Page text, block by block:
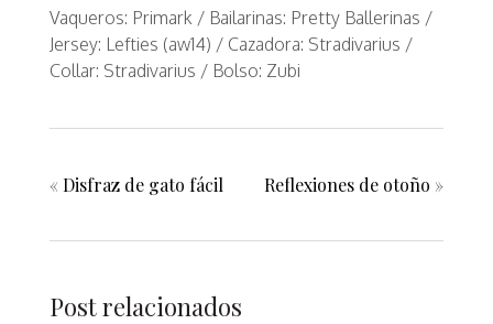
Vaqueros: Primark / Bailarinas: Pretty Ballerinas /
Jersey: Lefties (aw14) / Cazadora: Stradivarius /
Collar: Stradivarius / Bolso: Zubi
« Disfraz de gato fácil Reflexiones de otoño »
Post relacionados